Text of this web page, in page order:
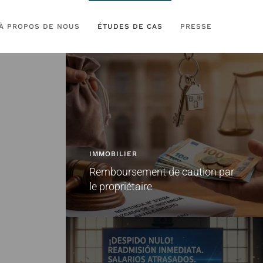
PROPOS DE NOUS ÉTUDES DE CAS PRESSE
IMMOBILIER
Remboursement de caution par
le propriétaire